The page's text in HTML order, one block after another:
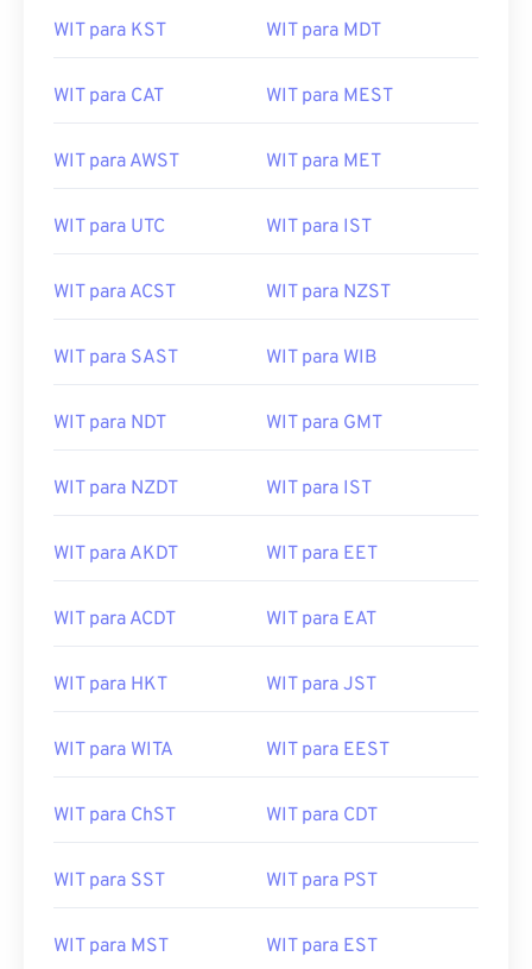
WIT para KST WIT para MDT
WIT para CAT WIT para MEST
WIT para AWST WIT para MET
WIT para UTC WIT para IST
WIT para ACST WIT para NZST
WIT para SAST WIT para WIB
WIT para NDT WIT para GMT
WIT para NZDT WIT para IST
WIT para AKDT WIT para EET
WIT para ACDT WIT para EAT
WIT para HKT WIT para JST
WIT para WITA WIT para EEST
WIT para ChST WIT para CDT
WIT para SST WIT para PST
WIT para MST WIT para EST